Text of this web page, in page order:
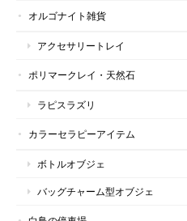
オルゴナイト雑貨
アクセサリートレイ
ポリマークレイ・天然石
ラピスラズリ
カラーセラピーアイテム
ボトルオブジェ
バッグチャーム型オブジェ